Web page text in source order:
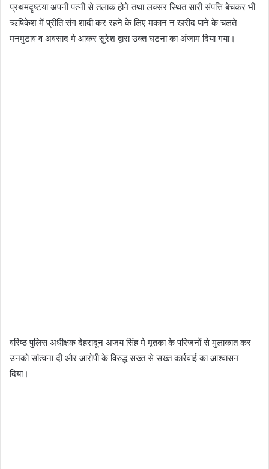
प्रथमदृष्टया अपनी पत्नी से तलाक होने तथा लक्सर स्थित सारी संपत्ति बेचकर भी
ऋषिकेश में प्रीति संग शादी कर रहने के लिए मकान न खरीद पाने के चलते
मनमुटाव व अवसाद मे आकर सुरेश द्वारा उक्त घटना का अंजाम दिया गया।
वरिष्ठ पुलिस अधीक्षक देहरादून अजय सिंह मे मृतका के परिजनों से मुलाकात कर
उनको सांत्वना दी और आरोपी के विरुद्ध सख्त से सख्त कार्रवाई का आश्वासन
दिया।